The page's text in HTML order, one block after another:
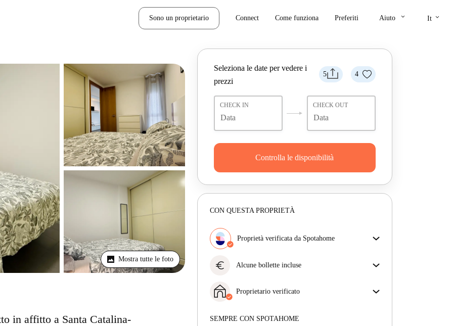
Sono un proprietario Connect Come funziona Preferiti Aiuto keyboard_arrow_down It keyboard_arrow_down
Mostra tutte le foto
in affitto a Santa Catalina-
5 4
Seleziona le date per vedere i
prezzi
CHECK IN CHECK OUT
Controlla le disponibilità
CON QUESTA PROPRIETÀ
Proprietà verificata da Spotahome
ottieni esattamente ciò che vedi nell'annuncio.
euro Alcune bollette incluse
descrizione dell'annuncio per vedere quali utenze
sono comprese nel canone e quali dovrai pagare a
Proprietario verificato
Maggiori informazioni su questo locatore
SEMPRE CON SPOTAHOME